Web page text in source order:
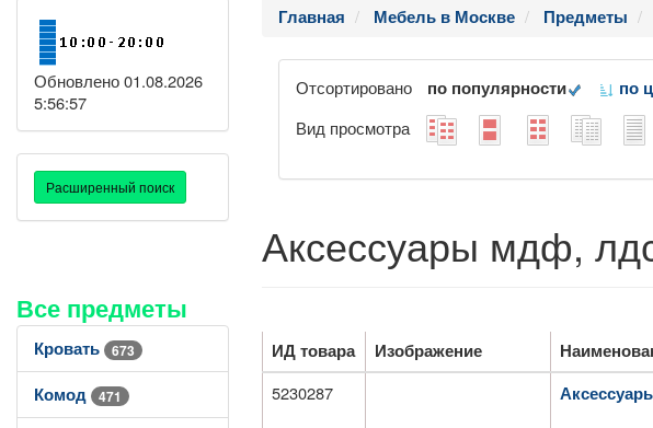
Обновлено 01.08.2026
5:56:57
Расширенный поиск
Все предметы
Кровать 673
Комод 471
Главная Мебель в Москве Предметы
Отсортировано по популярности
по
Вид просмотра
Аксессуары мдф,
ИД товара Изображение
5230287